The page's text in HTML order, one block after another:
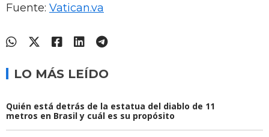
Fuente: Vatican.va
LO MÁS LEÍDO
Quién está detrás de la estatua del diablo de 11
metros en Brasil y cuál es su propósito